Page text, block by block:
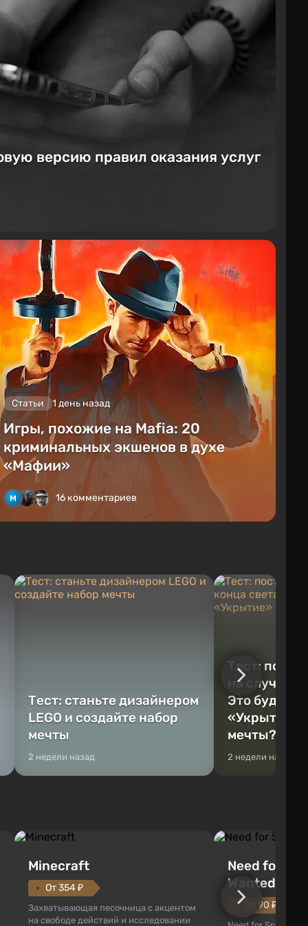
версию правил оказания услуг
Статьи 1 день назад
Игры, похожие на Mafia: 20
криминальных экшенов в духе
«Мафии»
16 комментариев
Тест: станьте дизайнером
LEGO и создайте набор
мечты
2 недели назад
Тест:
на случай
Это будет
«Укрытие»
мечты?
2 недели назад
Minecraft
От 354 ₽
Захватывающая песочница с акцентом
на свободе действий и исследовании
Need for
Wanted
От 90 ₽